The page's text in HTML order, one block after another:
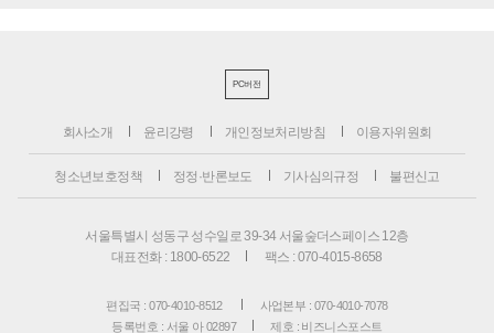
PC버전
회사소개 윤리강령 개인정보처리방침 이용자위원회
청소년보호정책 정정·반론보도 기사심의규정 불편신고
서울특별시 성동구 성수일로 39-34 서울숲더스페이스 12층
대표전화 : 1800-6522
팩스 : 070-4015-8658
편집국 : 070-4010-8512
사업본부 : 070-4010-7078
등록번호 : 서울 아 02897
제호 : 비즈니스포스트